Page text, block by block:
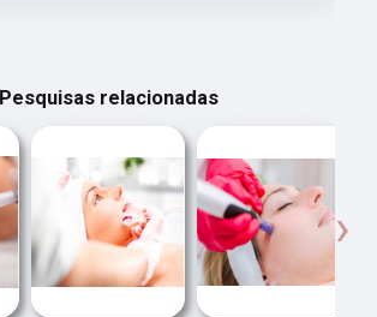
Pesquisas relacionadas
›